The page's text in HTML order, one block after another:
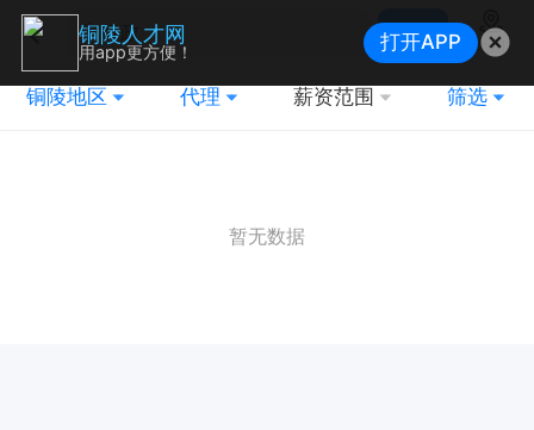
搜索
地图
铜陵地区 代理 薪资范围 筛选
暂无数据
铜陵人才网
用app更方便！ 打开APP